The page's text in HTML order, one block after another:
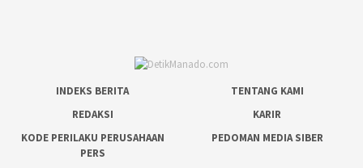
INDEKS BERITA
TENTANG KAMI
REDAKSI
KARIR
KODE PERILAKU PERUSAHAAN
PERS
PEDOMAN MEDIA SIBER